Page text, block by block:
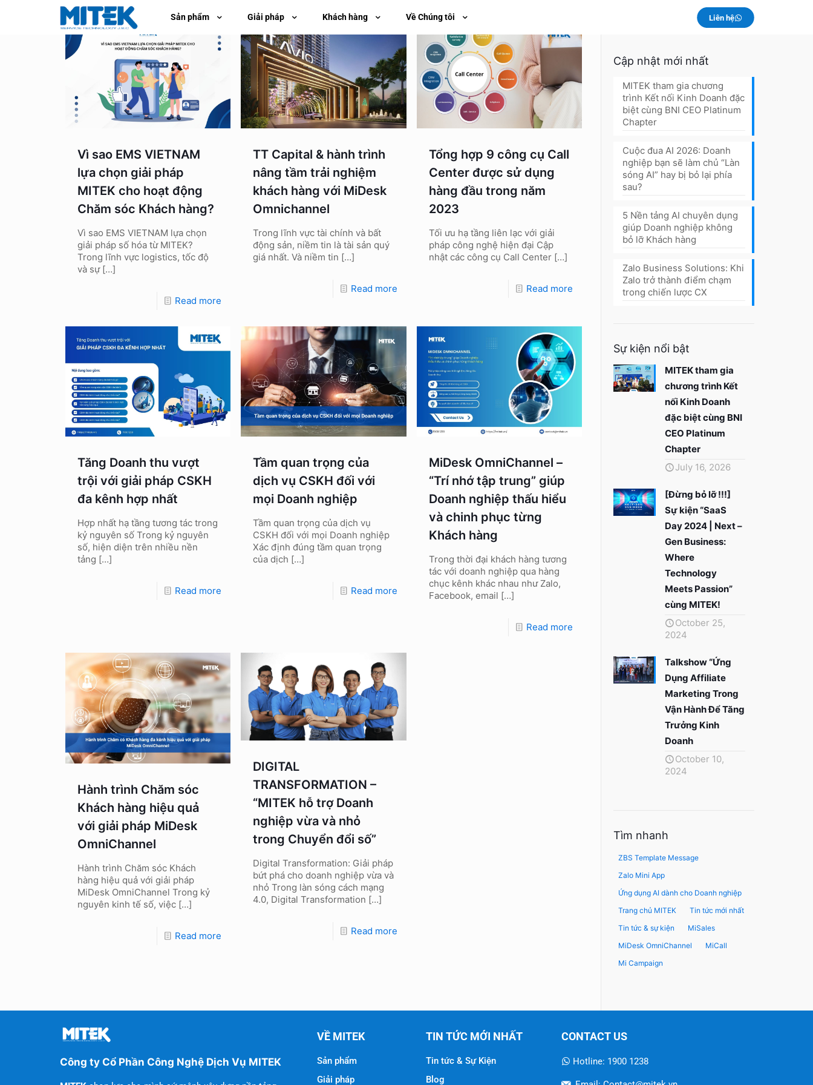
Sản phẩm Giải pháp Khách hàng Về Chúng tôi Liên hệ
Vì sao EMS VIETNAM
lựa chọn giải pháp
MITEK cho hoạt động
Chăm sóc Khách hàng?
Vì sao EMS VIETNAM lựa chọn
giải pháp số hóa từ MITEK?
Trong lĩnh vực logistics, tốc độ
và sự[…]
Read more
TT Capital & hành trình
nâng tầm trải nghiệm
khách hàng với MiDesk
Omnichannel
Trong lĩnh vực tài chính và bất
động sản, niềm tin là tài sản quý
giá nhất. Và niềm tin […]
Read more
Tổng hợp 9 công cụ Call
Center được sử dụng
hàng đầu trong năm
2023
Tối ưu hạ tầng liên lạc với giải
pháp công nghệ hiện đại Cập
nhật các công cụ Call Center […]
Read more
Tăng Doanh thu vượt
trội với giải pháp CSKH
đa kênh hợp nhất
Hợp nhất hạ tầng tương tác trong
kỷ nguyên số Trong kỷ nguyên
số, hiện diện trên nhiều nền
tảng […]
Read more
Tầm quan trọng của
dịch vụ CSKH đối với
mọi Doanh nghiệp
Tầm quan trọng của dịch vụ
CSKH đối với mọi Doanh nghiệp
Xác định đúng tầm quan trọng
của dịch […]
Read more
MiDesk OmniChannel –
“Trí nhớ tập trung” giúp
Doanh nghiệp thấu hiểu
và chinh phục từng
Khách hàng
Trong thời đại khách hàng tương
tác với doanh nghiệp qua hàng
chục kênh khác nhau như Zalo,
Facebook, email […]
Read more
Hành trình Chăm sóc
Khách hàng hiệu quả
với giải pháp MiDesk
OmniChannel
Hành trình Chăm sóc Khách
hàng hiệu quả với giải pháp
MiDesk OmniChannel Trong kỷ
nguyên kinh tế số, việc[…]
Read more
DIGITAL
TRANSFORMATION –
“MITEK hỗ trợ Doanh
nghiệp vừa và nhỏ
trong Chuyển đổi số”
Digital Transformation: Giải pháp
bứt phá cho doanh nghiệp vừa và
nhỏ Trong làn sóng cách mạng
4.0, Digital Transformation […]
Read more
Cập nhật mới nhất
MITEK tham gia chương
trình Kết nối Kinh Doanh đặc
biệt cùng BNI CEO Platinum
Chapter
Cuộc đua AI 2026: Doanh
nghiệp bạn sẽ làm chủ “Làn
sóng AI” hay bị bỏ lại phía
sau?
5 Nền tảng AI chuyên dụng
giúp Doanh nghiệp không
bỏ lỡ Khách hàng
Zalo Business Solutions: Khi
Zalo trở thành điểm chạm
trong chiến lược CX
Sự kiện nổi bật
MITEK tham gia
chương trình Kết
nối Kinh Doanh
đặc biệt cùng BNI
CEO Platinum
Chapter
July 16, 2026
[Đừng bỏ lỡ !!!]
Sự kiện “SaaS
Day 2024 | Next –
Gen Business:
Where
Technology
Meets Passion”
cùng MITEK!
October 25,
2024
Talkshow “Ứng
Dụng Affiliate
Marketing Trong
Vận Hành Để Tăng
Trưởng Kinh
Doanh
October 10,
2024
Tìm nhanh
ZBS Template Message
Zalo Mini App
Ứng dụng AI dành cho Doanh nghiệp
Trang chủ MITEK
Tin tức mới nhất
Tin tức & sự kiện
MiSales
MiDesk OmniChannel
MiCall
Mi Campaign
Công ty Cổ Phần Công Nghệ Dịch Vụ MITEK
VỀ MITEK
Sản phẩm
Giải pháp
TIN TỨC MỚI NHẤT
Tin tức & Sự Kiện
Blog
CONTACT US
Hotline: 1900 1238